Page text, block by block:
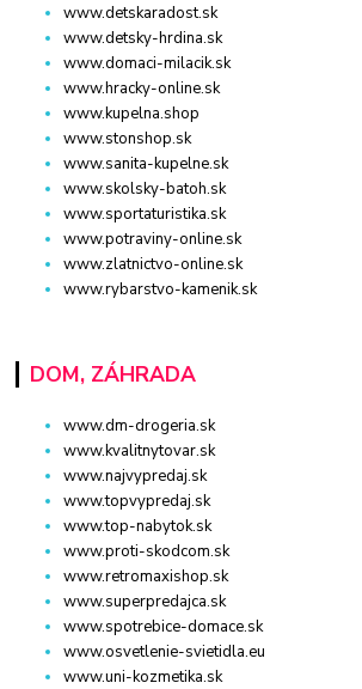
www.detskaradost.sk
www.detsky-hrdina.sk
www.domaci-milacik.sk
www.hracky-online.sk
www.kupelna.shop
www.stonshop.sk
www.sanita-kupelne.sk
www.skolsky-batoh.sk
www.sportaturistika.sk
www.potraviny-online.sk
www.zlatnictvo-online.sk
www.rybarstvo-kamenik.sk
DOM, ZÁHRADA
www.dm-drogeria.sk
www.kvalitnytovar.sk
www.najvypredaj.sk
www.topvypredaj.sk
www.top-nabytok.sk
www.proti-skodcom.sk
www.retromaxishop.sk
www.superpredajca.sk
www.spotrebice-domace.sk
www.osvetlenie-svietidla.eu
www.uni-kozmetika.sk